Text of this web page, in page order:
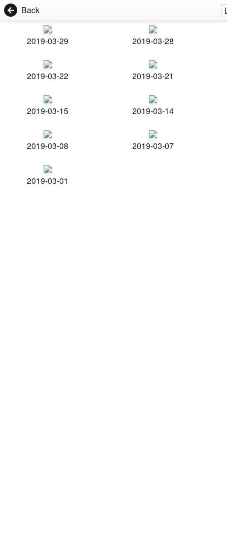
Back
2019-03-29 2019-03-28
2019-03-22 2019-03-21
2019-03-15 2019-03-14
2019-03-08 2019-03-07
2019-03-01